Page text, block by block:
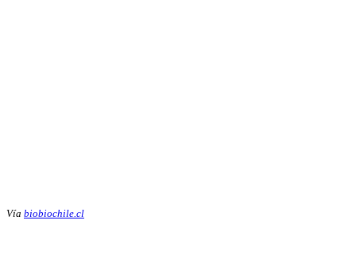
Vía biobiochile.cl